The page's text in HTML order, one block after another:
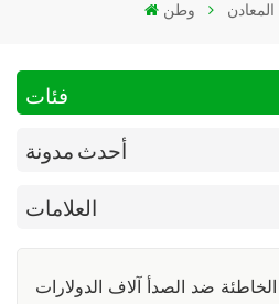
وطن
فئات
أحدث مدونة
العلامات
ضد الصدأ آلاف الدولارات